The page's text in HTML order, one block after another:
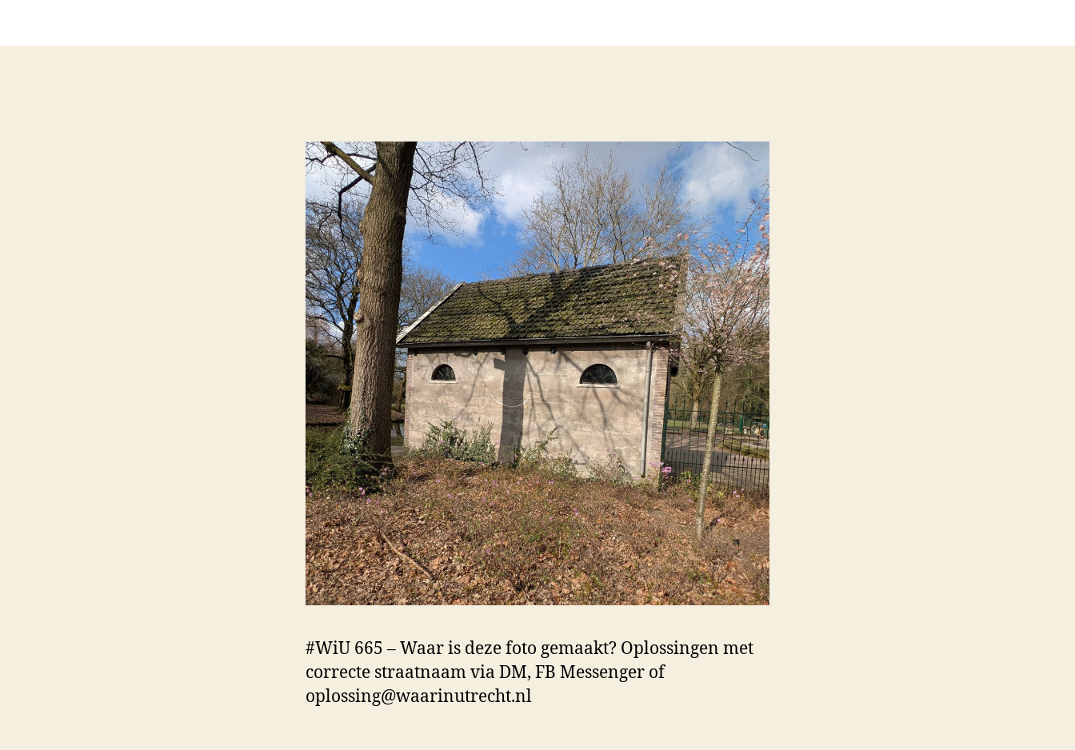
#WiU 665 – Waar is deze foto gemaakt? Oplossingen met
correcte straatnaam via DM, FB Messenger of
oplossing@waarinutrecht.nl